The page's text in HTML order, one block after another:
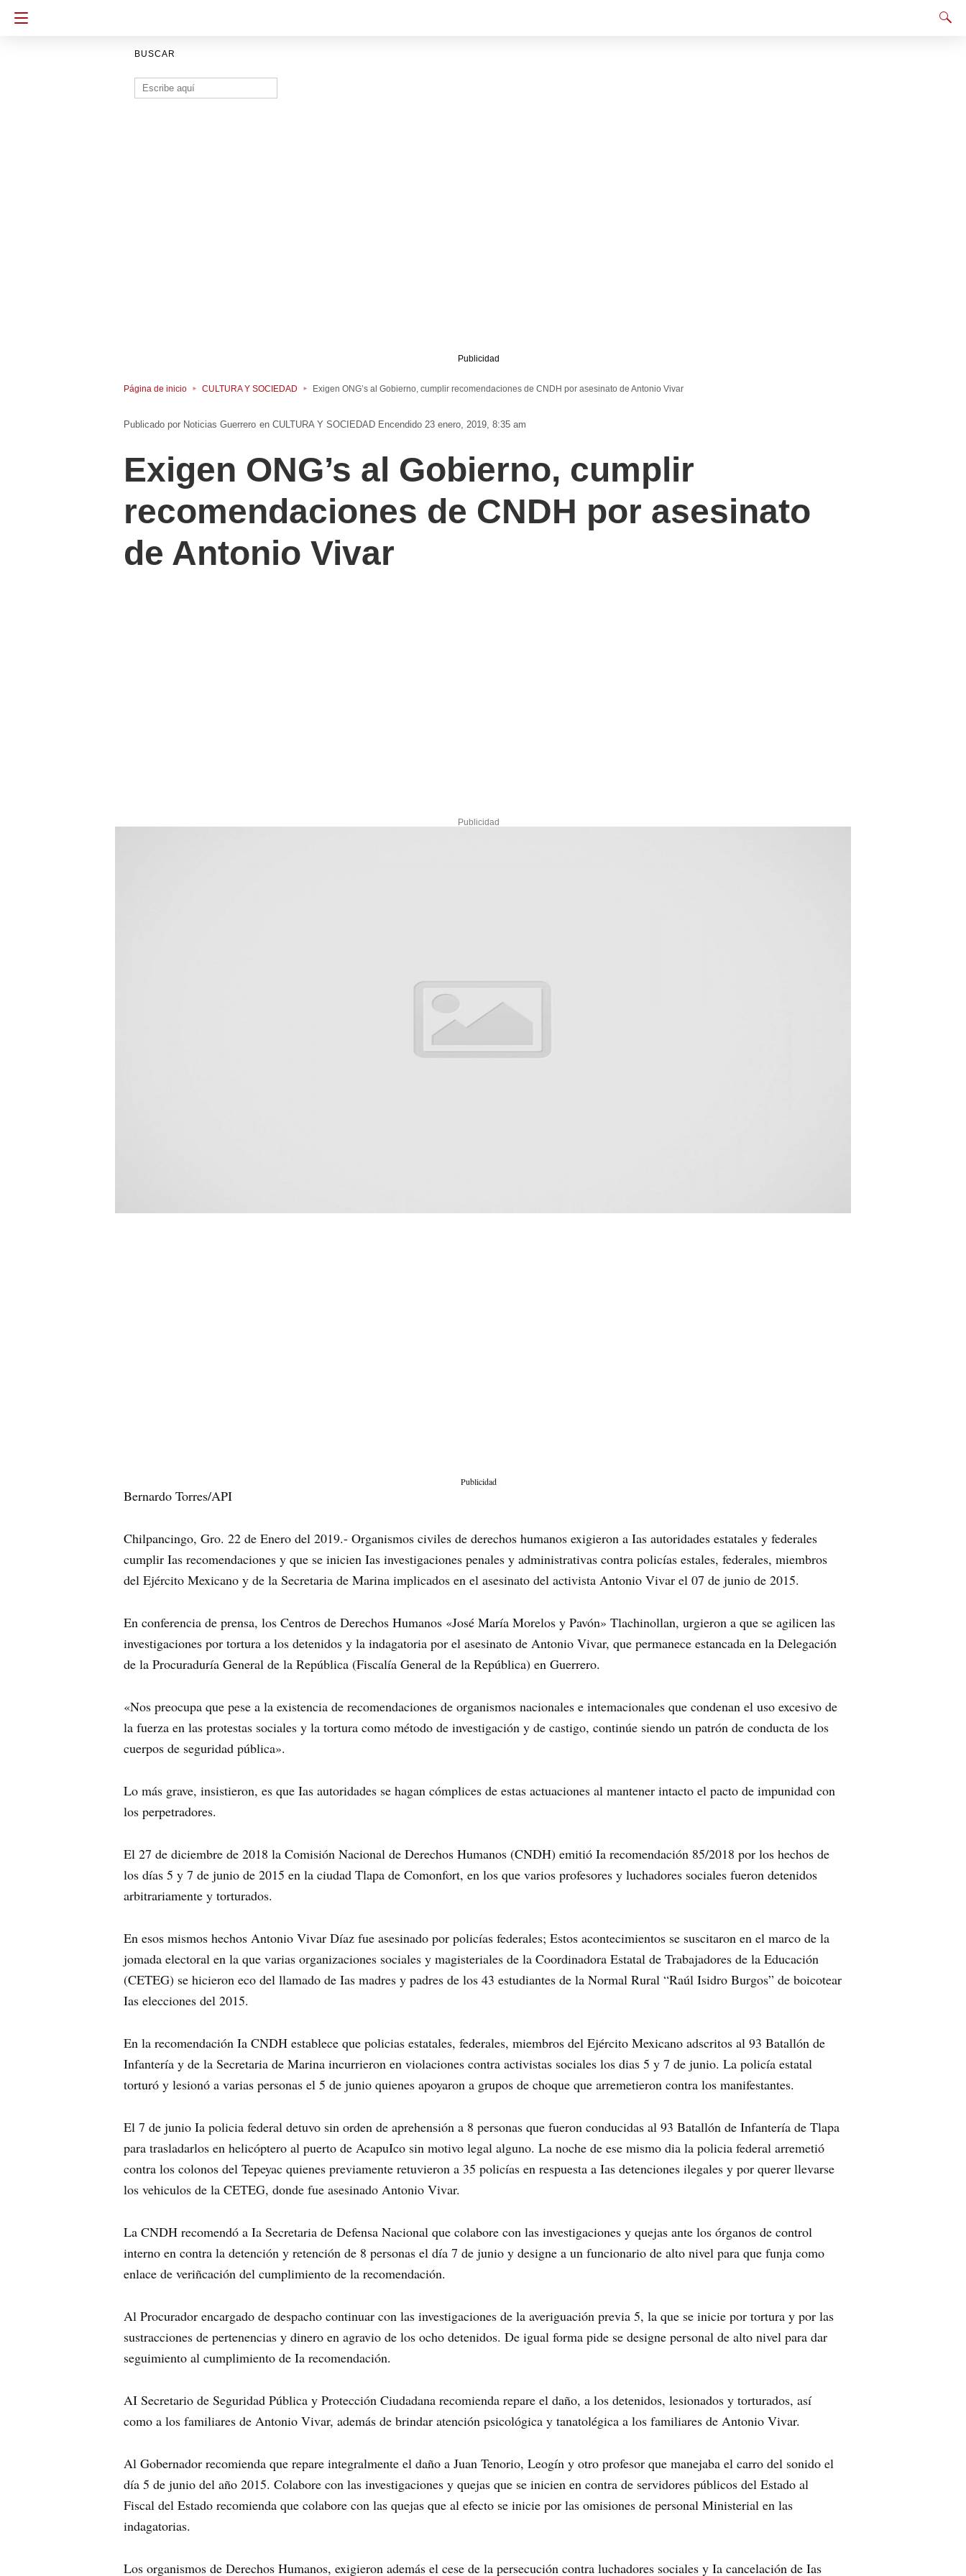
BUSCAR
Buscar:
Publicidad
Página de inicio CULTURA Y SOCIEDAD Exigen ONG’s al Gobierno, cumplir recomendaciones de CNDH por asesinato de Antonio Vivar
Noticias Guerrero en CULTURA Y SOCIEDAD Encendido 23 enero, 2019, 8:35 am
Exigen ONG’s al Gobierno, cumplir
recomendaciones de CNDH por asesinato
de Antonio Vivar
Publicidad
Publicidad
Bernardo Torres/API
Chilpancingo, Gro. 22 de Enero del 2019.- Organismos civiles de derechos humanos exigieron a Ias autoridades estatales y federales
cumplir Ias recomendaciones y que se inicien Ias investigaciones penales y administrativas contra policías estales, federales, miembros
del Ejército Mexicano y de la Secretaria de Marina implicados en el asesinato del activista Antonio Vivar el 07 de junio de 2015.
En conferencia de prensa, los Centros de Derechos Humanos «José María Morelos y Pavón» Tlachinollan, urgieron a que se agilicen las
investigaciones por tortura a los detenidos y la indagatoria por el asesinato de Antonio Vivar, que permanece estancada en la Delegación
de la Procuraduría General de la República (Fiscalía General de la República) en Guerrero.
«Nos preocupa que pese a la existencia de recomendaciones de organismos nacionales e intemacionales que condenan el uso excesivo de
la fuerza en las protestas sociales y la tortura como método de investigación y de castigo, continúe siendo un patrón de conducta de los
cuerpos de seguridad pública».
Lo más grave, insistieron, es que Ias autoridades se hagan cómplices de estas actuaciones al mantener intacto el pacto de impunidad con
los perpetradores.
El 27 de diciembre de 2018 la Comisión Nacional de Derechos Humanos (CNDH) emitió Ia recomendación 85/2018 por los hechos de
los días 5 y 7 de junio de 2015 en la ciudad Tlapa de Comonfort, en los que varios profesores y luchadores sociales fueron detenidos
arbitrariamente y torturados.
En esos mismos hechos Antonio Vivar Díaz fue asesinado por policías federales; Estos acontecimientos se suscitaron en el marco de la
jomada electoral en la que varias organizaciones sociales y magisteriales de la Coordinadora Estatal de Trabajadores de la Educación
(CETEG) se hicieron eco del llamado de Ias madres y padres de los 43 estudiantes de la Normal Rural “Raúl Isidro Burgos” de boicotear
Ias elecciones del 2015.
En la recomendación Ia CNDH establece que policias estatales, federales, miembros del Ejército Mexicano adscritos al 93 Batallón de
Infantería y de la Secretaria de Marina incurrieron en violaciones contra activistas sociales los dias 5 y 7 de junio. La policía estatal
torturó y lesionó a varias personas el 5 de junio quienes apoyaron a grupos de choque que arremetieron contra los manifestantes.
El 7 de junio Ia policia federal detuvo sin orden de aprehensión a 8 personas que fueron conducidas al 93 Batallón de Infantería de Tlapa
para trasladarlos en helicóptero al puerto de AcapuIco sin motivo legal alguno. La noche de ese mismo dia la policia federal arremetió
contra los colonos del Tepeyac quienes previamente retuvieron a 35 policías en respuesta a Ias detenciones ilegales y por querer llevarse
los vehiculos de la CETEG, donde fue asesinado Antonio Vivar.
La CNDH recomendó a Ia Secretaria de Defensa Nacional que colabore con las investigaciones y quejas ante los órganos de control
interno en contra la detención y retención de 8 personas el día 7 de junio y designe a un funcionario de alto nivel para que funja como
enlace de veriñcación del cumplimiento de la recomendación.
Al Procurador encargado de despacho continuar con las investigaciones de la averiguación previa 5, la que se inicie por tortura y por las
sustracciones de pertenencias y dinero en agravio de los ocho detenidos. De igual forma pide se designe personal de alto nivel para dar
seguimiento al cumplimiento de Ia recomendación.
AI Secretario de Seguridad Pública y Protección Ciudadana recomienda repare el daño, a los detenidos, lesionados y torturados, así
como a los familiares de Antonio Vivar, además de brindar atención psicológica y tanatolégica a los familiares de Antonio Vivar.
Al Gobernador recomienda que repare integralmente el daño a Juan Tenorio, Leogín y otro profesor que manejaba el carro del sonido el
día 5 de junio del año 2015. Colabore con las investigaciones y quejas que se inicien en contra de servidores públicos del Estado al
Fiscal del Estado recomienda que colabore con las quejas que al efecto se inicie por las omisiones de personal Ministerial en las
indagatorias.
Los organismos de Derechos Humanos, exigieron además el cese de la persecución contra luchadores sociales y Ia cancelación de Ias